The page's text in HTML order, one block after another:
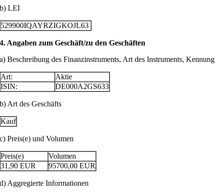
b) LEI
529900IQAYRZIGKOJL63
4. Angaben zum Geschäft/zu den Geschäften
a) Beschreibung des Finanzinstruments, Art des Instruments, Kennung
Art:
Aktie
ISIN:
DE000A2GS633
b) Art des Geschäfts
Kauf
c) Preis(e) und Volumen
Preis(e)
Volumen
31,90 EUR 95700,00 EUR
d) Aggregierte Informationen